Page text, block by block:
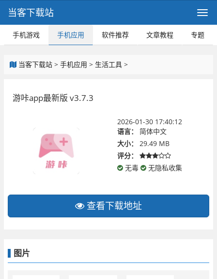
当客下载站
手机游戏 手机应用 软件推荐 文章教程 专题
当客下载站 > 手机应用 > 生活工具 >
游咔app最新版 v3.7.3
2026-01-30 17:40:12
语言：
简体中文
大小：
29.49 MB
评分：
无毒
无隐私收集
查看下载地址
图片